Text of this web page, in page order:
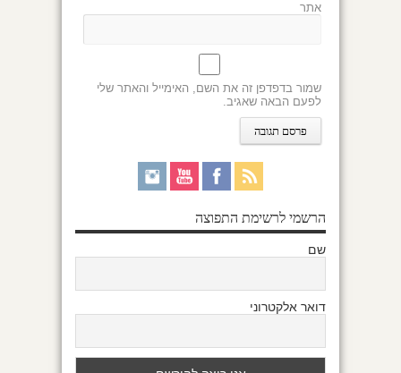
אתר
שמור בדפדפן זה את השם, האימייל והאתר שלי
לפעם הבאה שאגיב.
הרשמי לרשימת התפוצה
שם
דואר אלקטרוני